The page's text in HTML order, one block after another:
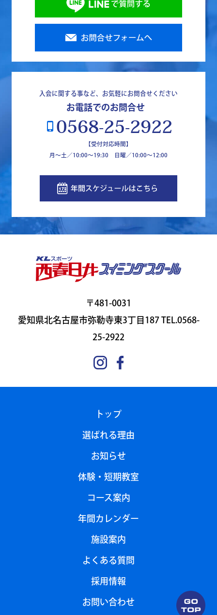
入会に関する事など、お気軽にお問合せください
お電話でのお問合せ
phone_iphone 0568-25-2922
【受付対応時間】
月～土／10:00～19:30 日曜／10:00〜12:00
〒481-0031
愛知県北名古屋市弥勒寺東3丁目187 TEL.0568-
25-2922
トップ
選ばれる理由
お知らせ
体験・短期教室
コース案内
年間カレンダー
施設案内
よくある質問
採用情報
お問い合わせ